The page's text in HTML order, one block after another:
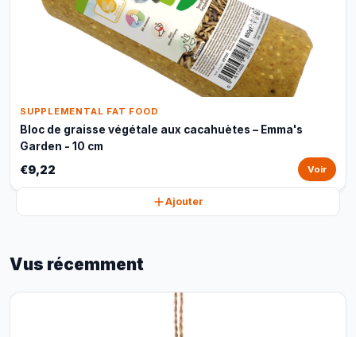
SUPPLEMENTAL FAT FOOD
Bloc de graisse végétale aux cacahuètes – Emma's
Garden - 10 cm
€9,22 Voir
Ajouter
Vus récemment